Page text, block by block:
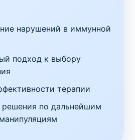
нарушений в иммунной
подход к выбору
терапии
по дальнейшим